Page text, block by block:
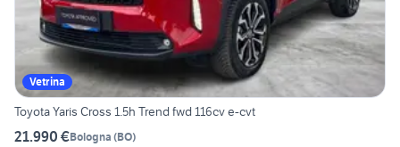
Vetrina
Toyota Yaris Cross 1.5h Trend fwd 116cv e-cvt
21.990 €Bologna (BO)